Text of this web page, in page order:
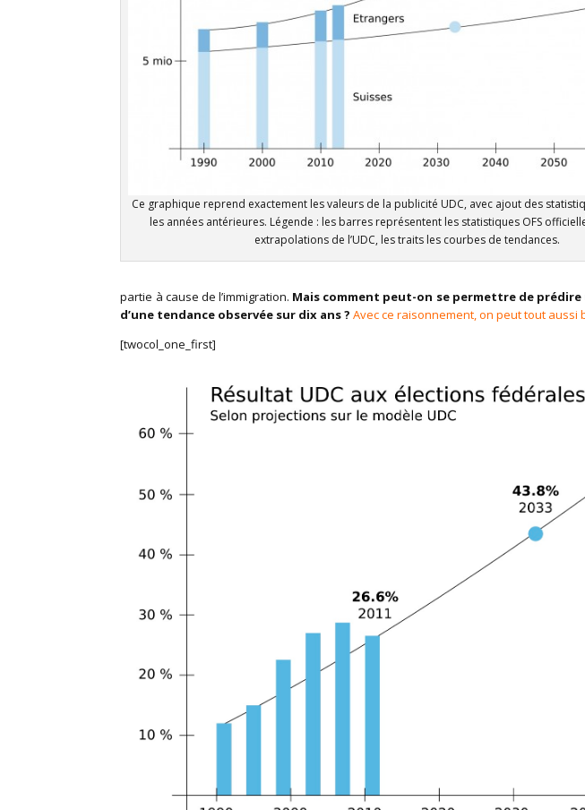
Ce graphique reprend exactement les valeurs de la publicité UDC, avec ajout des
les années antérieures. Légende : les barres représentent les statistiques OFS
extrapolations de l’UDC, les traits les courbes de tendances.
partie à cause de l’immigration. Mais comment peut-on se permettre de
d’une tendance observée sur dix ans ?Avec ce raisonnement, on peut tout
[twocol_one_first]